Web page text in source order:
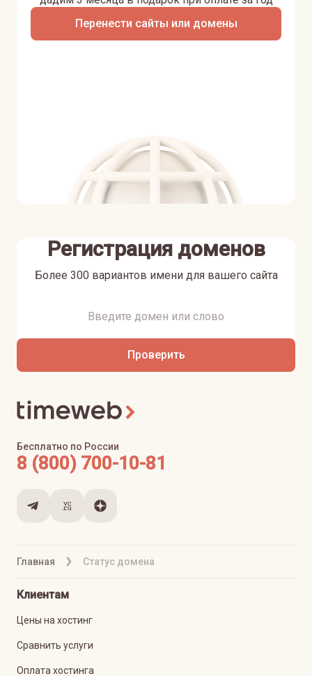
Перенести сайты или домены
Регистрация доменов
Более 300 вариантов имени для вашего сайта
Проверить
Главная Статус домена
Бесплатно по России
8 (800) 700-10-81
Клиентам
Цены на хостинг
Сравнить услуги
Оплата хостинга